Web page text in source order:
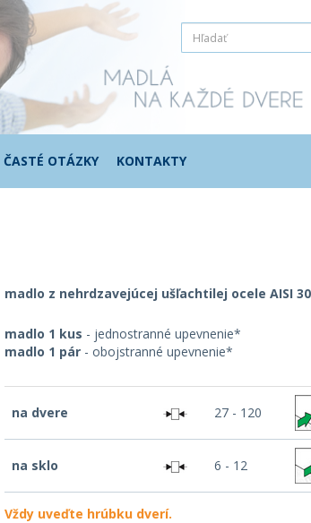
ČASTÉ OTÁZKY KONTAKTY
madlo z nehrdzavejúcej ušľachtilej ocele AISI
madlo 1 kus - jednostranné upevnenie*
madlo 1 pár - obojstranné upevnenie*
na dvere 27 - 120
na sklo 6 - 12
Vždy uveďte hrúbku dverí.